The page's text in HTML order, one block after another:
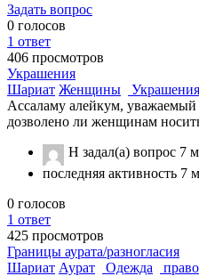
Задать вопрос
0 голосов
1 ответ
406 просмотров
Украшения
Шариат Женщины Украшения
Ассаламу алейкум,
дозволено ли женщинам
H задал(а) вопрос 7
последняя активность 7
0 голосов
1 ответ
425 просмотров
Границы аурата/разногласия
Шариат Аурат Одежда право